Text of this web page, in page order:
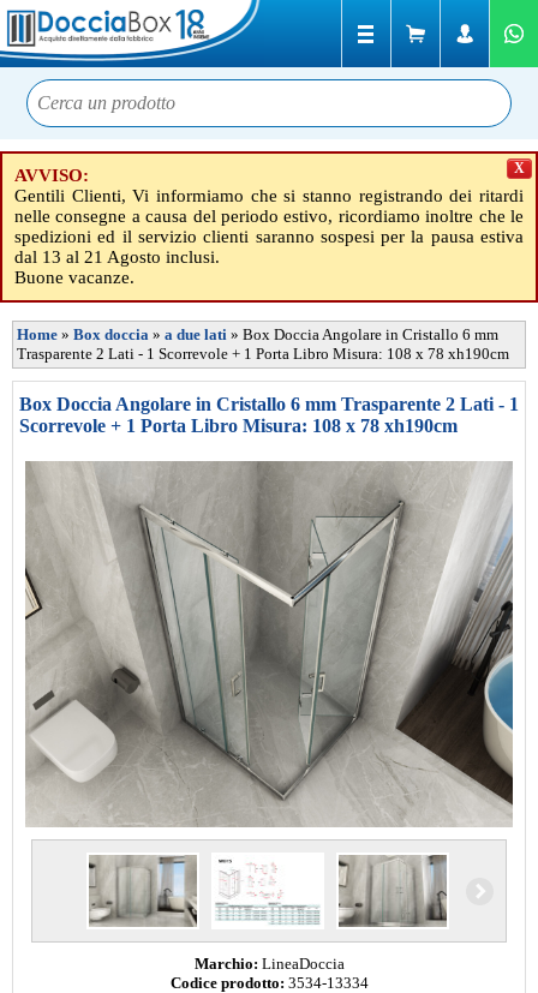
AVVISO:
Gentili Clienti, Vi informiamo che si stanno registrando dei ritardi
nelle consegne a causa del periodo estivo, ricordiamo inoltre che le
spedizioni ed il servizio clienti saranno sospesi per la pausa estiva
dal 13 al 21 Agosto inclusi.
Buone vacanze.
X
Home » Box doccia » a due lati » Box Doccia Angolare in Cristallo 6 mm
Trasparente 2 Lati - 1 Scorrevole + 1 Porta Libro Misura: 108 x 78 xh190cm
Box Doccia Angolare in Cristallo 6 mm Trasparente 2 Lati - 1
Scorrevole + 1 Porta Libro Misura: 108 x 78 xh190cm
Marchio: LineaDoccia
Codice prodotto: 3534-13334